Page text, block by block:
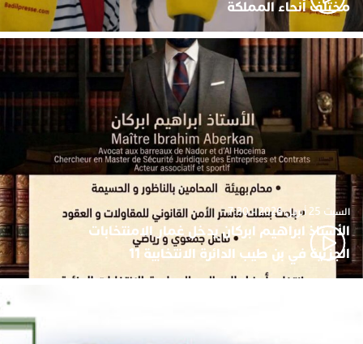
مختلف أنحاء المملكة
السبت 25 أبريل 2026 - 7:30
الأستاذ ابراهيم ابركان يدخل غمار الامنتخابات
الجزئية في بن طيب الدائرة الانتخابية 11